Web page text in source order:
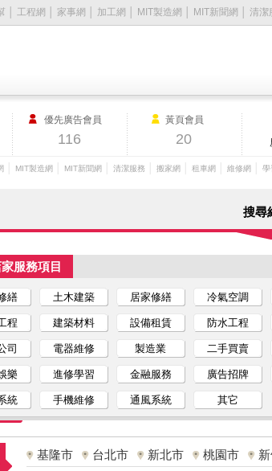
工程網 家事網 加工網 MIT製造網 MIT新聞網 清潔
優先廣告會員
116
黃頁會員
20
MIT製造網 MIT新聞網 清潔服務 搬家網 租車網 維修網 學
搜尋
服務項目
繕 土木建築 居家修繕 冷氣空調
程 建築材料 設備租賃 防水工程
司 電器維修 製造業 二手買賣
樂 進修學習 金融服務 廣告招牌
統 手機維修 通風系統 其它
基隆市 台北市 新北市 桃園市